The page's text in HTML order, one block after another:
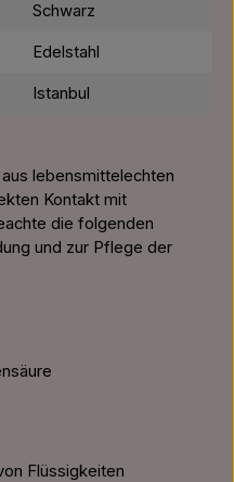
Schwarz
Edelstahl
Istanbul
lebensmittelechten
Kontakt mit
die folgenden
und zur Pflege der
Flüssigkeiten